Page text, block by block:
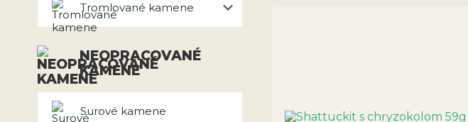
Tromlované kamene
NEOPRACOVANÉ
KAMENE
Surové kamene